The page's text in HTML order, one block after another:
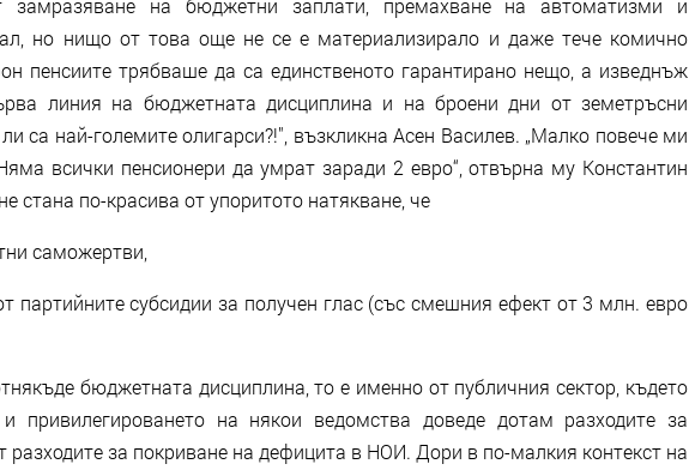
на бюджетни заплати, премахване на автоматизми и
но нищо от това още не се е материализирало и даже тече комично
пенсиите трябваше да са единственото гарантирано нещо, а изведнъж
линия на бюджетната дисциплина и на броени дни от земетръсни
са най-големите олигарси?!", възкликна Асен Василев. „Малко повече ми
всички пенсионери да умрат заради 2 евро“, отвърна му Константин
стана по-красива от упоритото натякване, че
саможертви,
партийните субсидии за получен глас (със смешния ефект от 3 млн. евро
бюджетната дисциплина, то е именно от публичния сектор, където
привилегироването на някои ведомства доведе дотам разходите за
разходите за покриване на дефицита в НОИ. Дори в по-малкия контекст на